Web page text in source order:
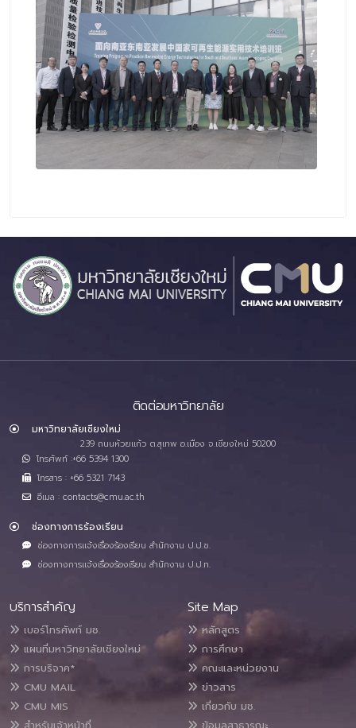
ติดต่อมหาวิทยาลัย
มหาวิทยาลัยเชียงใหม่
239 ถนนห้วยแก้ว ต.สุเทพ อ.เมือง จ.เชียงใหม่ 50200
โทรศัพท์ :+66 5394 1300
โทรสาร : +66 5321 7143
อีเมล : contacts@cmu.ac.th
ช่องทางการร้องเรียน
ช่องทางการแจ้งเรื่องร้องเรียน สำนักงาน ป.ป.ช.
ช่องทางการแจ้งเรื่องร้องเรียน สำนักงาน ป.ป.ท.
บริการสำคัญ
เบอร์โทรศัพท์ มช.
แผนที่มหาวิทยาลัยเชียงใหม่
การบริจาค*
CMU MAIL
CMU MIS
Site Map
หลักสูตร
การศึกษา
คณะและหน่วยงาน
ข่าวสาร
เกี่ยวกับ มช.